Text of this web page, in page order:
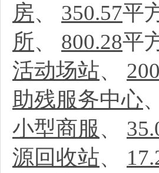
房、 350.57平
所、 800.28平
活动场站、
助残服务中心、
小型商服、
源回收站、